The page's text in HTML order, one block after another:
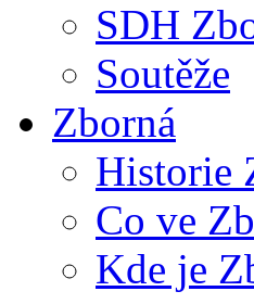
SDH
Soutěže
Zborná
Historie
Co ve
Kde je